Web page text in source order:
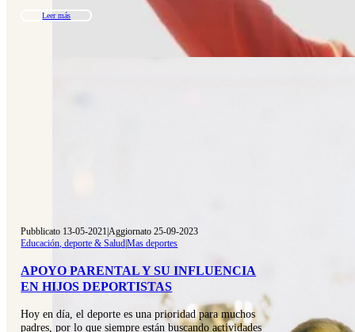
Leer más
Pubblicato 13-05-2021 |Aggiornato 25-09-2023
Educación, deporte & Salud|Mas deportes
APOYO PARENTAL Y SU INFLUENCIA
EN HIJOS DEPORTISTAS
Hoy en día, el deporte es una prioridad para muchos
padres, por lo que siempre están buscando actividades